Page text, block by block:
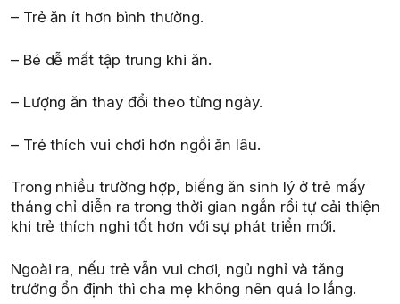
– Trẻ ăn ít hơn bình thường.
– Bé dễ mất tập trung khi ăn.
– Lượng ăn thay đổi theo từng ngày.
– Trẻ thích vui chơi hơn ngồi ăn lâu.
Trong nhiều trường hợp, biếng ăn sinh lý ở trẻ mấy
tháng chỉ diễn ra trong thời gian ngắn rồi tự cải thiện
khi trẻ thích nghi tốt hơn với sự phát triển mới.
Ngoài ra, nếu trẻ vẫn vui chơi, ngủ nghỉ và tăng
trưởng ổn định thì cha mẹ không nên quá lo lắng.